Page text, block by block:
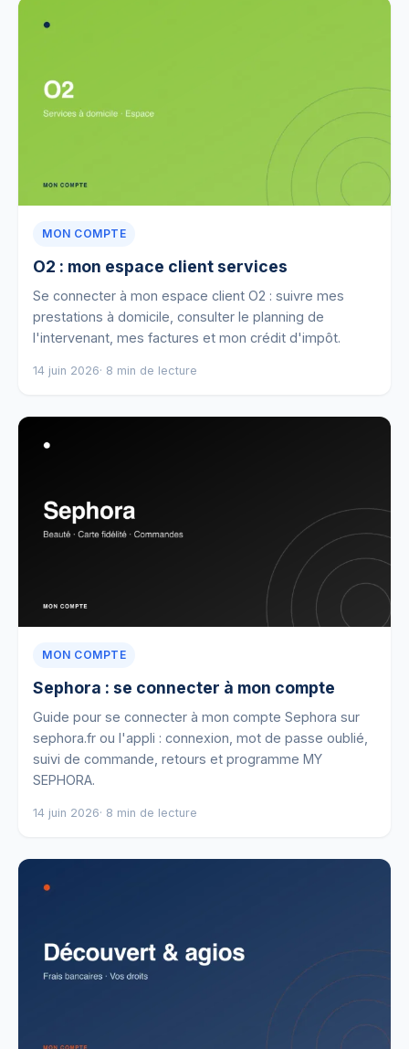
MON COMPTE
O2 : mon espace client services
Se connecter à mon espace client O2 : suivre mes
prestations à domicile, consulter le planning de
l'intervenant, mes factures et mon crédit d'impôt.
14 juin 2026· 8 min de lecture
MON COMPTE
Sephora : se connecter à mon compte
Guide pour se connecter à mon compte Sephora sur
sephora.fr ou l'appli : connexion, mot de passe oublié,
suivi de commande, retours et programme MY
SEPHORA.
14 juin 2026· 8 min de lecture